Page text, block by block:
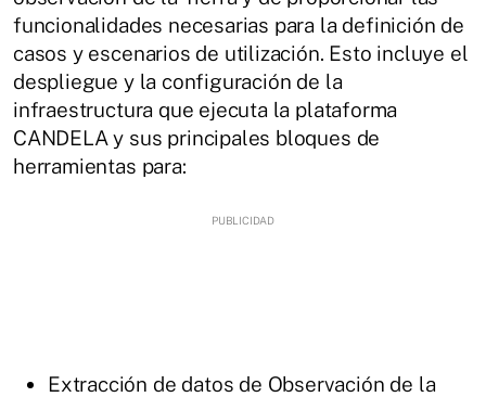
funcionalidades necesarias para la definición de
casos y escenarios de utilización. Esto incluye el
despliegue y la configuración de la
infraestructura que ejecuta la plataforma
CANDELA y sus principales bloques de
herramientas para:
Extracción de datos de Observación de la